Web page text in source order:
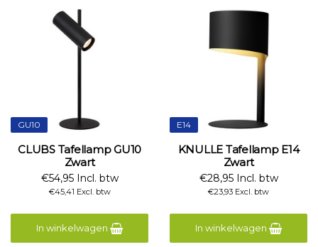
GU10
CLUBS Tafellamp GU10
Zwart
€54,95 Incl. btw
€45,41 Excl. btw
In winkelwagen
E14
KNULLE Tafellamp E14
Zwart
€28,95 Incl. btw
€23,93 Excl. btw
In winkelwagen